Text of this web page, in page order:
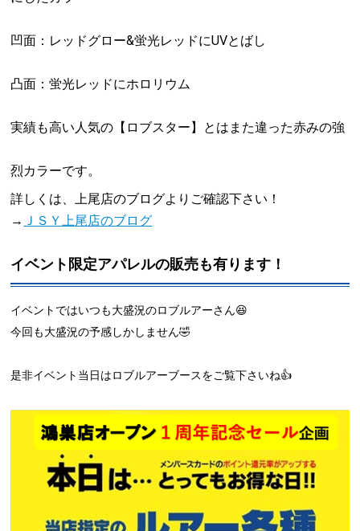
凹面：レッドグロー&蛍光レッドにUVとばし
凸面：蛍光レッドにホロリウム
実績も高い人気の【ロブスター】とはまた違った赤みの強
烈カラーです。
詳しくは、上尾店のブログよりご確認下さい！
→ ＪＳＹ上尾店のブログ
イベント限定アパレルの販売も有ります！
イベントではいつも大盛況のロブルアーさん😆
今回も大盛況の予感しかしません🤣
是非イベント当日はロブルアーブースをご覧下さいね👍